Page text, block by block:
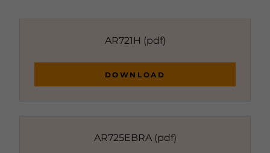
AR721H (pdf)
DOWNLOAD
AR725EBRA(pdf)